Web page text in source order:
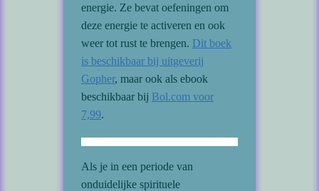
energie. Ze bevat oefeningen om
deze energie te activeren en ook
weer tot rust te brengen. Dit boek
is beschikbaar bij uitgeverij
Gopher, maar ook als ebook
beschikbaar bij Bol.com voor
7,99.
Als je in een periode van
onduidelijke spirituele